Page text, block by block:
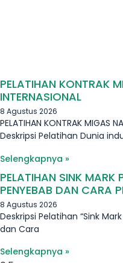
PELATIHAN KONTRAK
INTERNASIONAL
8 Agustus 2026
PELATIHAN KONTRAK MIGAS
Deskripsi Pelatihan Dunia
Selengkapnya »
PELATIHAN SINK
PENYEBAB DAN CARA
8 Agustus 2026
Deskripsi Pelatihan “Sink
dan Cara
Selengkapnya »